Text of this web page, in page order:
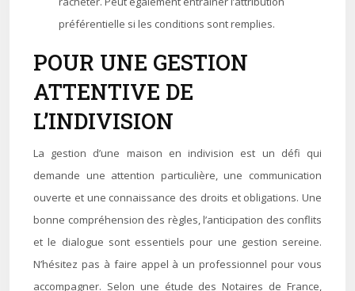
préférentielle si les conditions sont remplies.
POUR UNE GESTION
ATTENTIVE DE
L’INDIVISION
La gestion d’une maison en indivision est un défi qui
demande une attention particulière, une communication
ouverte et une connaissance des droits et obligations. Une
bonne compréhension des règles, l’anticipation des conflits
et le dialogue sont essentiels pour une gestion sereine.
N’hésitez pas à faire appel à un professionnel pour vous
accompagner. Selon une étude des Notaires de France,